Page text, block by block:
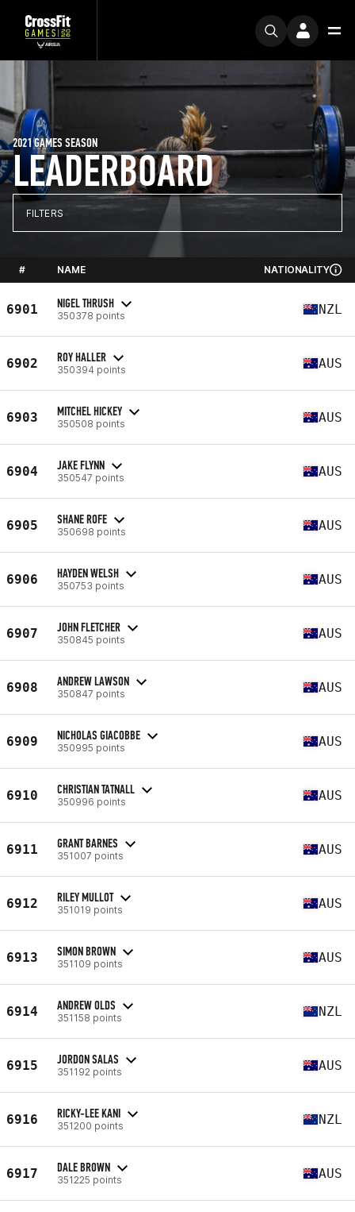
LEADERBOARD
2021 GAMES SEASON
FILTERS
# NAME NATIONALITY
6901 NIGEL THRUSH
350378 points NZL
6902 ROY HALLER
350394 points AUS
6903 MITCHEL HICKEY
350508 points AUS
6904 JAKE FLYNN
350547 points AUS
6905 SHANE ROFE
350698 points AUS
6906 HAYDEN WELSH
350753 points AUS
6907 JOHN FLETCHER
350845 points AUS
6908 ANDREW LAWSON
350847 points AUS
6909 NICHOLAS GIACOBBE
350995 points AUS
6910 CHRISTIAN TATNALL
350996 points AUS
6911 GRANT BARNES
351007 points AUS
6912 RILEY MULLOT
351019 points AUS
6913 SIMON BROWN
351109 points AUS
6914 ANDREW OLDS
351158 points NZL
6915 JORDON SALAS
351192 points AUS
6916 RICKY-LEE KANI
351200 points NZL
6917 DALE BROWN
351225 points AUS